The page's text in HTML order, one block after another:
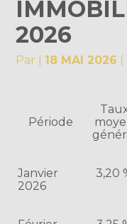
2026
Par 18 MAI 2026
Période
Janvier
2026
3,20